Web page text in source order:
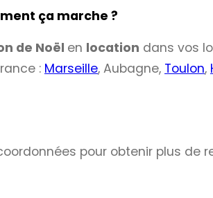
ça marche ?
de Noël en location dans vos
: Marseille, Aubagne, Toulon,
pour obtenir plus de